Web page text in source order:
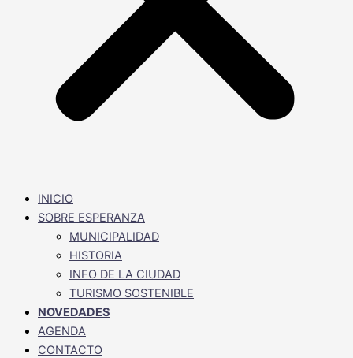
INICIO
SOBRE ESPERANZA
MUNICIPALIDAD
HISTORIA
INFO DE LA CIUDAD
TURISMO SOSTENIBLE
NOVEDADES
AGENDA
CONTACTO